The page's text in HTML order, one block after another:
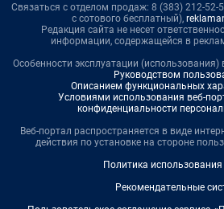
Связаться с отделом продаж: 8 (383) 212-52-
с сотового бесплатный),
Редакция сайта не несет
информации, содержащейся в
Особенности эксплуатации (использования)
Руководством
Описанием функциональных
Условиями использования веб-
конфиденциальности
Веб-портал распространяется в виде
действия по установке на стороне
Политика
Рекомендательные